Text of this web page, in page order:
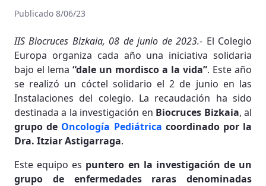
Publicado 8/06/23
IIS Biocruces Bizkaia, 08 de junio de 2023.- El Colegio
Europa organiza cada año una iniciativa solidaria
bajo el lema “dale un mordisco a la vida”. Este año
se realizó un cóctel solidario el 2 de junio en las
Instalaciones del colegio. La recaudación ha sido
destinada a la investigación en Biocruces Bizkaia, al
grupo de Oncología Pediátrica coordinado por la
Dra. Itziar Astigarraga.
Este equipo es puntero en la investigación de un
grupo de enfermedades raras denominadas